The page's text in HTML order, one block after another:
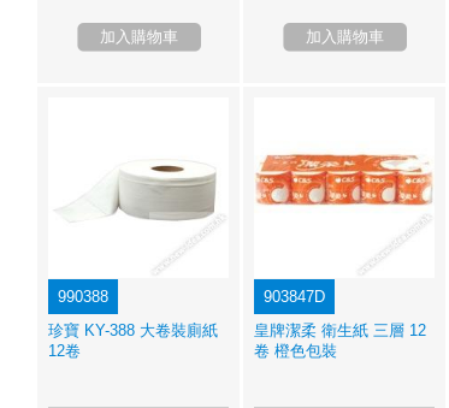
加入購物車 加入購物車
990388
珍寶 KY-388 大卷裝廁紙
12卷
903847D
皇牌潔柔 衛生紙 三層 12
卷 橙色包裝